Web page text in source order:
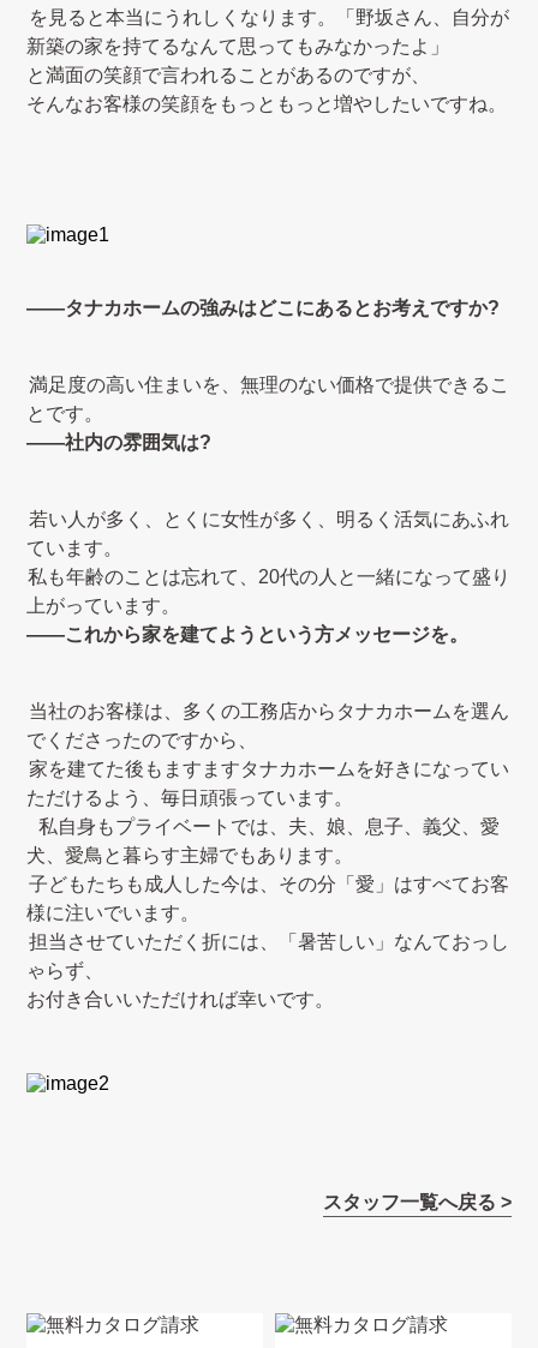
を見ると本当にうれしくなります。「野坂さん、自分が
新築の家を持てるなんて思ってもみなかったよ」
と満面の笑顔で言われることがあるのですが、
そんなお客様の笑顔をもっともっと増やしたいですね。
――タナカホームの強みはどこにあるとお考えですか?
満足度の高い住まいを、無理のない価格で提供できるこ
とです。
――社内の雰囲気は?
若い人が多く、とくに女性が多く、明るく活気にあふれ
ています。
私も年齢のことは忘れて、20代の人と一緒になって盛り
上がっています。
――これから家を建てようという方メッセージを。
当社のお客様は、多くの工務店からタナカホームを選ん
でくださったのですから、
家を建てた後もますますタナカホームを好きになってい
ただけるよう、毎日頑張っています。
私自身もプライベートでは、夫、娘、息子、義父、愛
犬、愛鳥と暮らす主婦でもあります。
子どもたちも成人した今は、その分「愛」はすべてお客
様に注いでいます。
担当させていただく折には、「暑苦しい」なんておっし
ゃらず、
お付き合いいただければ幸いです。
スタッフ一覧へ戻る >